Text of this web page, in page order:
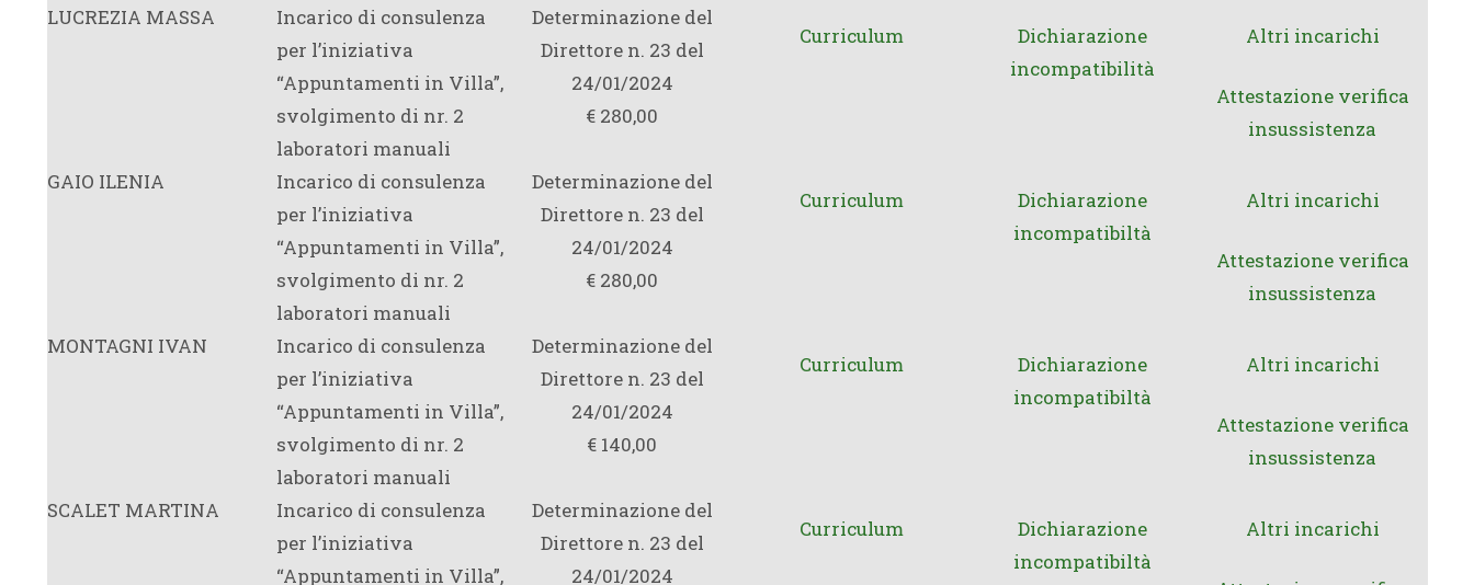
LUCREZIA MASSA
Incarico di consulenza
per l’iniziativa
“Appuntamenti in Villa”,
svolgimento di nr. 2
laboratori manuali
Determinazione del
Direttore n. 23 del
24/01/2024
€ 280,00
Curriculum
Dichiarazione
incompatibilità
Altri incarichi
Attestazione verifica
insussistenza
GAIO ILENIA
Incarico di consulenza
per l’iniziativa
“Appuntamenti in Villa”,
svolgimento di nr. 2
laboratori manuali
Determinazione del
Direttore n. 23 del
24/01/2024
€ 280,00
Curriculum
Dichiarazione
incompatibiltà
Altri incarichi
Attestazione verifica
insussistenza
MONTAGNI IVAN
Incarico di consulenza
per l’iniziativa
“Appuntamenti in Villa”,
svolgimento di nr. 2
laboratori manuali
Determinazione del
Direttore n. 23 del
24/01/2024
€ 140,00
Curriculum
Dichiarazione
incompatibiltà
Altri incarichi
Attestazione verifica
insussistenza
SCALET MARTINA
Incarico di consulenza
per l’iniziativa
“Appuntamenti in Villa”,
Determinazione del
Direttore n. 23 del
24/01/2024
Curriculum
Dichiarazione
incompatibiltà
Altri incarichi